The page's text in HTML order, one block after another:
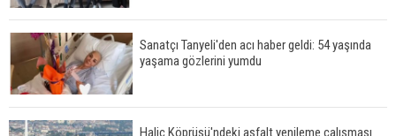
Sanatçı Tanyeli'den acı haber geldi: 54 yaşında
yaşama gözlerini yumdu
Haliç Köprüsü'ndeki asfalt yenileme çalışması